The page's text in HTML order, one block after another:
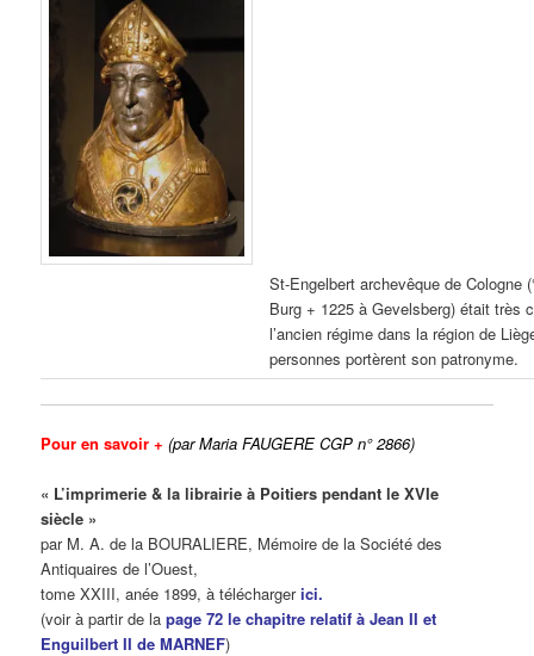
St-Engelbert archevêque de Cologne
Burg + 1225 à Gevelsberg) était très
l’ancien régime dans la région de
personnes portèrent son patronyme.
Pour en savoir +(par Maria FAUGERE CGP n° 2866)
« L’imprimerie & la librairie à Poitiers pendant le XVIe
siècle »
par M. A. de la BOURALIERE, Mémoire de la Société des
Antiquaires de l’Ouest,
tome XXIII, anée 1899, à téléchargerici.
(voir à partir de lapage 72 le chapitre relatif à Jean II et
Enguilbert II de MARNEF)